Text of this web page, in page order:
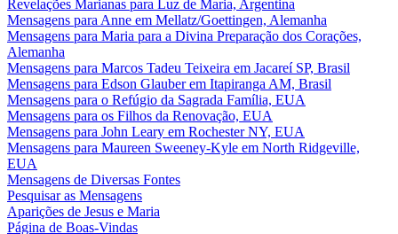
Revelações Marianas para Luz de Maria, Argentina
Mensagens para Anne em Mellatz/Goettingen, Alemanha
Mensagens para Maria para a Divina Preparação dos Corações,
Alemanha
Mensagens para Marcos Tadeu Teixeira em Jacareí SP, Brasil
Mensagens para Edson Glauber em Itapiranga AM, Brasil
Mensagens para o Refúgio da Sagrada Família, EUA
Mensagens para os Filhos da Renovação, EUA
Mensagens para John Leary em Rochester NY, EUA
Mensagens para Maureen Sweeney-Kyle em North Ridgeville,
EUA
Mensagens de Diversas Fontes
Pesquisar as Mensagens
Aparições de Jesus e Maria
Página de Boas-Vindas